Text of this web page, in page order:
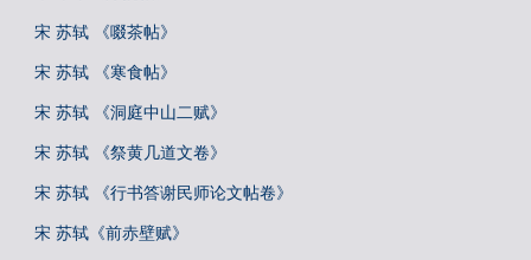
宋 苏轼 《啜茶帖》
宋 苏轼 《寒食帖》
宋 苏轼 《洞庭中山二赋》
宋 苏轼 《祭黄几道文卷》
宋 苏轼 《行书答谢民师论文帖卷》
宋 苏轼《前赤壁赋》